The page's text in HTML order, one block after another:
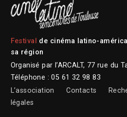
Festival de cinéma latino-
sa région
Organisé par l’ARCALT, 77 rue du
Téléphone : 05 61 32 98 83
L’association
Contacts
légales